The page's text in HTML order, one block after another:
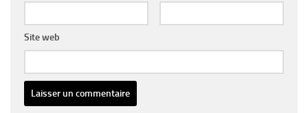
Site web